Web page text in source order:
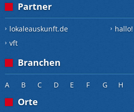
Partner
lokaleauskunft.de
vft
Branchen
A B C D E F G H
Orte